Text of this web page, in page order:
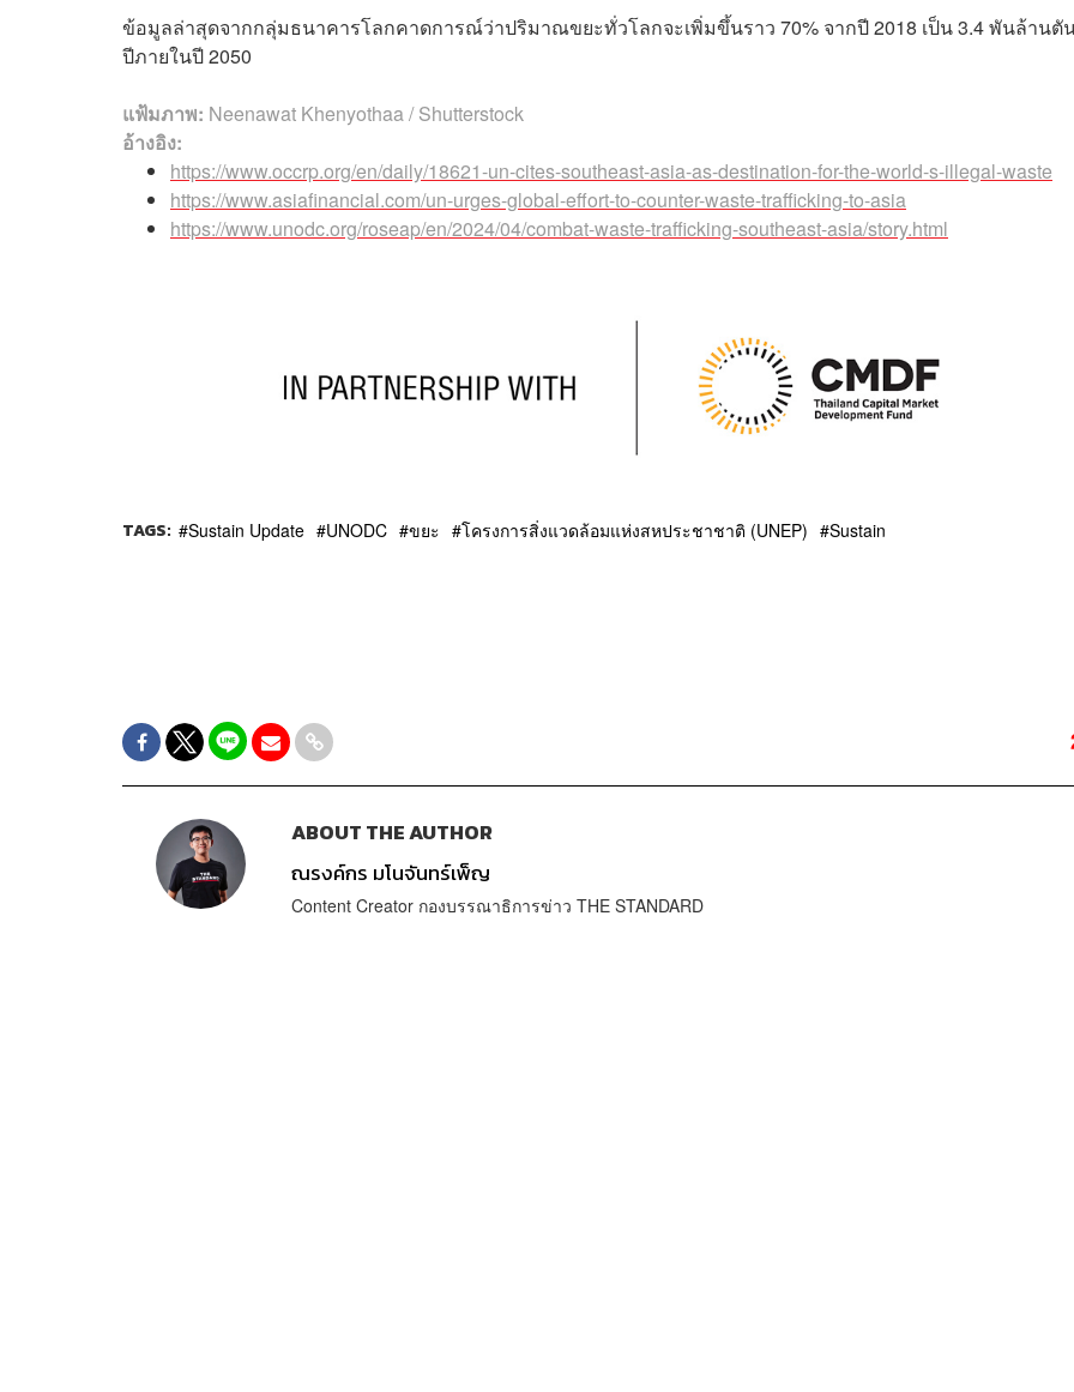
ข้อมูลล่าสุดจากกลุ่มธนาคารโลกคาดการณ์ว่าปริมาณขยะทั่วโลกจะเพิ่มขึ้นราว 70% จากปี 2018 เป็น 3.4 พันล้านตั
ปีภายในปี 2050
แฟ้มภาพ: Neenawat Khenyothaa/ Shutterstock
อ้างอิง:
https://www.occrp.org/en/daily/18621-un-cites-southeast-asia-as-destination-for-the-world-s-illegal-waste
https://www.asiafinancial.com/un-urges-global-effort-to-counter-waste-trafficking-to-asia
https://www.unodc.org/roseap/en/2024/04/combat-waste-trafficking-southeast-asia/story.html
TAGS: Sustain Update UNODC ขยะ โครงการสิ่งแวดล้อมแห่งสหประชาชาติ (UNEP) Sustain
ABOUT THE AUTHOR
ณรงค์กร มโนจันทร์เพ็ญ
Content Creator กองบรรณาธิการข่าว THE STANDARD